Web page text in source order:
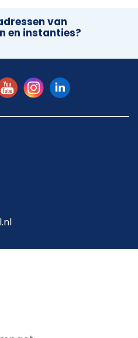
van
en instanties?